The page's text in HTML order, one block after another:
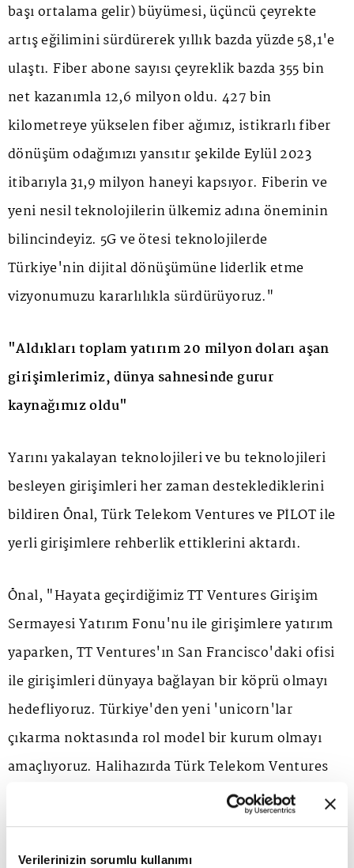
Verilerinizin sorumlu kullanımı
başı ortalama gelir) büyümesi, üçüncü çeyrekte
artış eğilimini sürdürerek yıllık bazda yüzde 58,1'e
ulaştı. Fiber abone sayısı çeyreklik bazda 355 bin
net kazanımla 12,6 milyon oldu. 427 bin
kilometreye yükselen fiber ağımız, istikrarlı fiber
dönüşüm odağımızı yansıtır şekilde Eylül 2023
itibarıyla 31,9 milyon haneyi kapsıyor. Fiberin ve
yeni nesil teknolojilerin ülkemiz adına öneminin
bilincindeyiz. 5G ve ötesi teknolojilerde
Türkiye'nin dijital dönüşümüne liderlik etme
vizyonumuzu kararlılıkla sürdürüyoruz."
"Aldıkları toplam yatırım 20 milyon doları aşan
girişimlerimiz, dünya sahnesinde gurur
kaynağımız oldu"
Yarını yakalayan teknolojileri ve bu teknolojileri
besleyen girişimleri her zaman desteklediklerini
bildiren Önal, Türk Telekom Ventures ve PİLOT ile
yerli girişimlere rehberlik ettiklerini aktardı.
Önal, "Hayata geçirdiğimiz TT Ventures Girişim
Sermayesi Yatırım Fonu'nu ile girişimlere yatırım
yaparken, TT Ventures'ın San Francisco'daki ofisi
ile girişimleri dünyaya bağlayan bir köprü olmayı
hedefliyoruz. Türkiye'den yeni 'unicorn'lar
çıkarma noktasında rol model bir kurum olmayı
amaçlıyoruz. Halihazırda Türk Telekom Ventures
ile yatırım yaptığımız 16 girişimin 11'i PİLOT
mezunlarından oluşuyor. Bugüne kadar, PİLOT
programının mezun sayısı 104'e ulaşırken